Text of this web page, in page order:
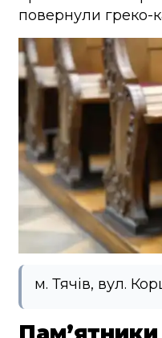
повернули греко-
м. Тячів, вул.